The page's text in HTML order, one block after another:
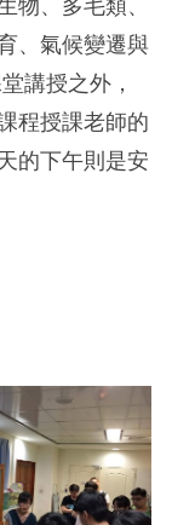
物、多毛類、
、氣候變遷與
講授之外，
程授課老師的
的下午則是安